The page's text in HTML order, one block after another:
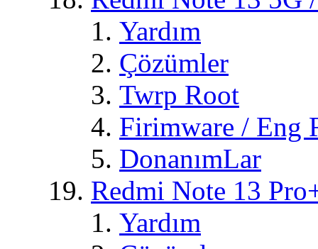
Yardım
Çözümler
Twrp Root
Firimware / Eng
DonanımLar
Redmi Note 13
Yardım